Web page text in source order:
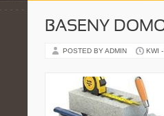
BASENY
POSTED BY ADMIN KWI